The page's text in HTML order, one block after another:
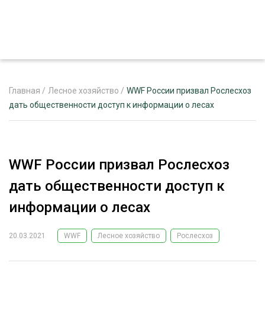
РЕКЛАМОДАТЕЛЯМ
ЛЕСНОЕ ХОЗЯЙСТВО
ЛЕСОЗАГОТОВКА
ЭКСПЕРТНОЕ МНЕНИЕ
Главная / Лесное хозяйство / WWF России призвал Рослесхоз
дать общественности доступ к информации о лесах
WWF России призвал Рослесхоз
дать общественности доступ к
информации о лесах
20.03.2021 WWF Лесное хозяйство Рослесхоз